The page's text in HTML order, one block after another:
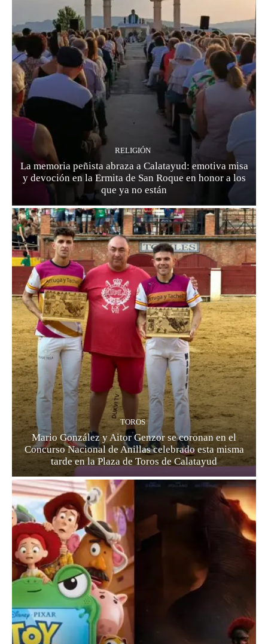
RELIGIÓN
La memoria peñista abraza a Calatayud: emotiva misa
y devoción en la Ermita de San Roque en honor a los
que ya no están
TOROS
Mario González y Aitor Genzor se coronan en el
Concurso Nacional de Anillas celebrado esta misma
tarde en la Plaza de Toros de Calatayud